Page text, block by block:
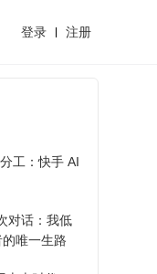
登录 注册
工：快手 AI
对话：我低
唯一生路